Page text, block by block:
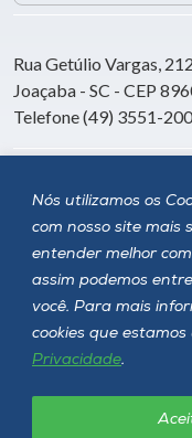
Nós utilizamos os
com nosso site mais
entender melhor
assim podemos
você. Para mais
cookies que
Privacidade.
Rua Getúlio Vargas,
Joaçaba - SC - CEP
Telefone (49) 3551-
Siga a Unoesc